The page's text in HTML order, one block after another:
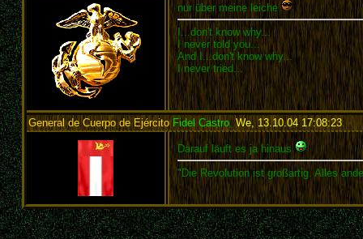
nur über meine leiche
I...don't know why...
I never told you...
And I...don't know why...
I never tried...
General de Cuerpo de EjércitoFidel Castro,We, 13.10.04 17:08:23:
Darauf läuft es ja hinaus
"Die Revolution ist großartig. Alles